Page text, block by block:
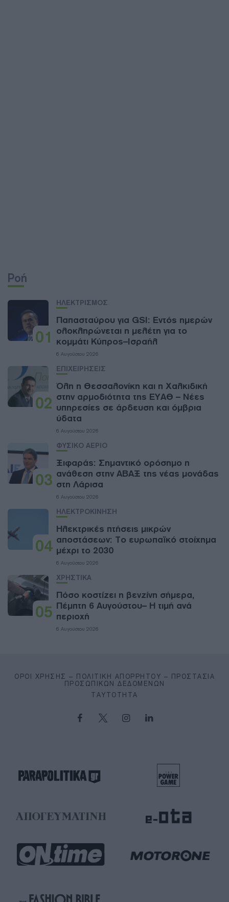
Ροή
01
ΗΛΕΚΤΡΙΣΜΟΣ
Παπασταύρου για GSI: Εντός ημερών
ολοκληρώνεται η μελέτη για το
κομμάτι Κύπρος–Ισραήλ
6 Αυγούστου 2026
02
ΕΠΙΧΕΙΡΗΣΕΙΣ
Όλη η Θεσσαλονίκη και η Χαλκιδική
στην αρμοδιότητα της ΕΥΑΘ – Νέες
υπηρεσίες σε άρδευση και όμβρια
ύδατα
6 Αυγούστου 2026
03
ΦΥΣΙΚΟ ΑΕΡΙΟ
Ξιφαράς: Σημαντικό ορόσημο η
ανάθεση στην ΑΒΑΞ της νέας μονάδας
στη Λάρισα
6 Αυγούστου 2026
04
ΗΛΕΚΤΡΟΚΙΝΗΣΗ
Ηλεκτρικές πτήσεις μικρών
αποστάσεων: Το ευρωπαϊκό στοίχημα
μέχρι το 2030
6 Αυγούστου 2026
05
ΧΡΗΣΤΙΚΑ
Πόσο κοστίζει η βενζίνη σήμερα,
Πέμπτη 6 Αυγούστου– Η τιμή ανά
περιοχή
6 Αυγούστου 2026
ΌΡΟΙ ΧΡΉΣΗΣ – ΠΟΛΙΤΙΚΉ ΑΠΟΡΡΉΤΟΥ – ΠΡΟΣΤΑΣΊΑ
ΠΡΟΣΩΠΙΚΏΝ ΔΕΔΟΜΈΝΩΝ
ΤΑΥΤΌΤΗΤΑ